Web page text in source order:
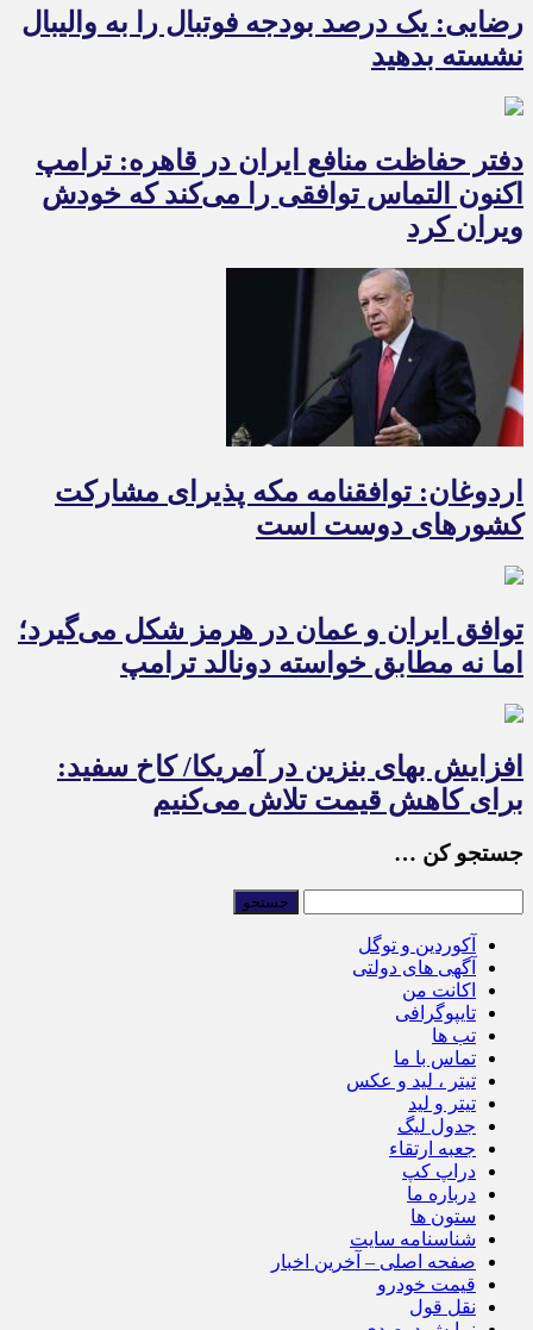
رضایی: یک درصد بودجه فوتبال را به والیبال
نشسته بدهید
دفتر حفاظت منافع ایران در قاهره: ترامپ
اکنون التماس توافقی را می‌کند که خودش
ویران کرد
اردوغان: توافقنامه مکه پذیرای مشارکت
کشورهای دوست است
توافق ایران و عمان در هرمز شکل می‌گیرد؛
اما نه مطابق خواسته دونالد ترامپ
افزایش بهای بنزین در آمریکا/ کاخ سفید:
برای کاهش قیمت تلاش می‌کنیم
جستجو کن …
آکوردین و توگل
آگهی های دولتی
اکانت من
تایپوگرافی
تب ها
تماس با ما
تیتر ، لید و عکس
تیتر و لید
جدول لیگ
جعبه ارتقاء
دراپ کپ
درباره ما
ستون ها
شناسنامه سایت
صفحه اصلی – آخرین اخبار
قیمت خودرو
نقل قول